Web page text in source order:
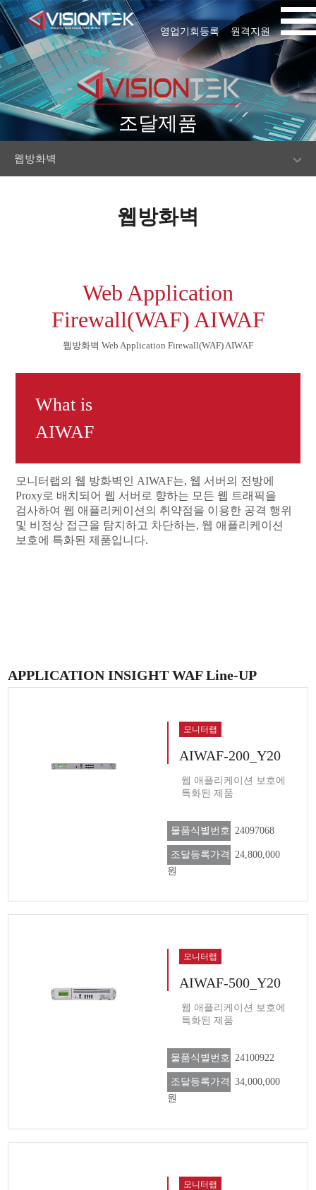
원격지원
영업기회등록
조달제품
웹방화벽
웹방화벽
Web Application
Firewall(WAF) AIWAF
웹방화벽 Web Application Firewall(WAF) AIWAF
What is
AIWAF
모니터랩의 웹 방화벽인 AIWAF는, 웹 서버의 전방에
Proxy로 배치되어 웹 서버로 향하는 모든 웹 트래픽을
검사하여 웹 애플리케이션의 취약점을 이용한 공격 행위
및 비정상 접근을 탐지하고 차단하는, 웹 애플리케이션
보호에 특화된 제품입니다.
APPLICATION INSIGHT WAF Line-UP
모니터랩
AIWAF-200_Y20
웹 애플리케이션 보호에
특화된 제품
물품식별번호 24097068
조달등록가격
24,800,000
원
모니터랩
AIWAF-500_Y20
웹 애플리케이션 보호에
특화된 제품
물품식별번호 24100922
조달등록가격 34,000,000
원
모니터랩